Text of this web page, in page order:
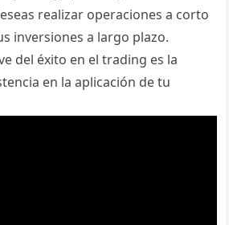
realizar operaciones a corto
inversiones a largo plazo.
del éxito en el trading es la
en la aplicación de tu